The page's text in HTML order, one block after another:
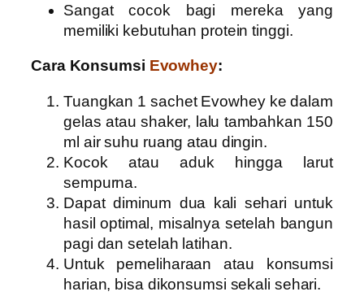
Sangat cocok bagi mereka yang
memiliki kebutuhan protein tinggi.
Cara Konsumsi Evowhey:
Tuangkan 1 sachet Evowhey ke dalam
gelas atau shaker, lalu tambahkan 150
ml air suhu ruang atau dingin.
Kocok atau aduk hingga larut
sempurna.
Dapat diminum dua kali sehari untuk
hasil optimal, misalnya setelah bangun
pagi dan setelah latihan.
Untuk pemeliharaan atau konsumsi
harian, bisa dikonsumsi sekali sehari.